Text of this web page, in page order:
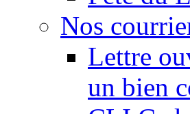
Nos
Lettre
un bien